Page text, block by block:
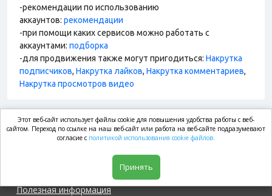
-рекомендации по использованию
аккаунтов: рекомендации
-при помощи каких сервисов можно работать с
аккаунтами: подборка
-для продвижения также могут пригодиться: Накрутка
подписчиков, Накрутка лайков, Накрутка комментариев,
Накрутка просмотров видео
market.com
Полезная информация
Этот веб-сайт использует файлы cookie для повышения удобства работы с веб-
сайтом. Переход по ссылке на наш веб-сайт или работа на веб-сайте подразумевают
согласие с политикой использования cookie файлов.
Принять